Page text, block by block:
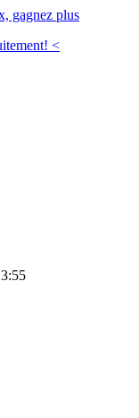
gagnez plus
<